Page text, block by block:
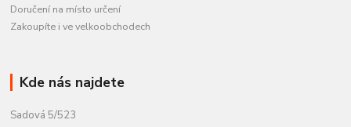
Doručení na místo určení
Zakoupíte i ve velkoobchodech
Kde nás najdete
Sadová 5/523